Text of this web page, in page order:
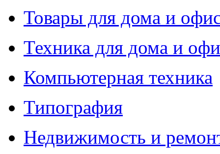
Товары для дома и
Техника для дома и
Компьютерная техника
Типография
Недвижимость и